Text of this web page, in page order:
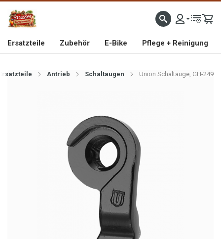
IMPORTEUR VON HOCHWERTIGEN FAHRRAD- UND MOFAERSATZTEILEN SEIT 1993
Ersatzteile Zubehör E-Bike Pflege + Reinigung
Antrieb Schaltaugen Union Schaltauge, GH-249